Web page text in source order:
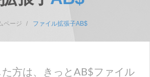
ページ ファイル拡張子AB$
方は、きっとAB$ファイル